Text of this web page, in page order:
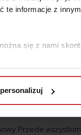
te informacje z
się z nami
Twoja
w przypadku
Oznacza to, że
Przede